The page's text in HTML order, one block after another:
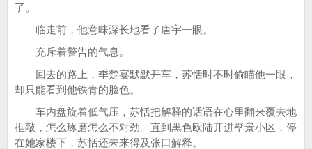
了。
临走前，他意味深长地看了唐宇一眼。
充斥着警告的气息。
回去的路上，季楚宴默默开车，苏恬时不时偷瞄他一眼，
却只能看到他铁青的脸色。
车内盘旋着低气压，苏恬把解释的话语在心里翻来覆去地
推敲，怎么琢磨怎么不对劲。直到黑色欧陆开进墅景小区，停
在她家楼下，苏恬还未来得及张口解释。